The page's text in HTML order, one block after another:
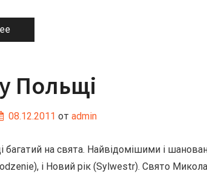
Польщі
08.12.2011 от admin
багатий на свята. Найвідомішими і
і Новий рік (Sylwestr). Свято